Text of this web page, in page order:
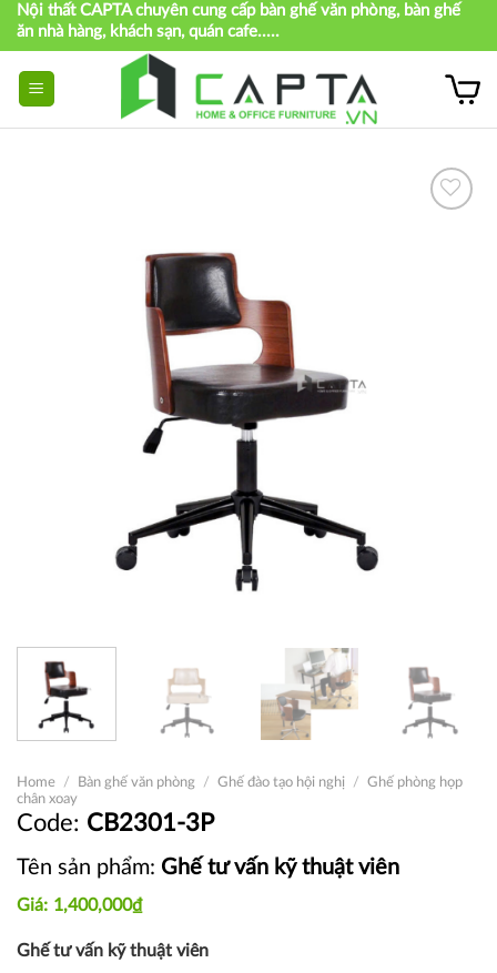
Skip
content
Nội thất CAPTA chuyên cung cấp bàn ghế văn phòng, bàn ghế
ăn nhà hàng, khách sạn, quán cafe.....
Home / Bàn ghế văn phòng / Ghế đào tạo hội nghị / Ghế phòng họp
chân xoay
CB2301-3P
Tên sản phẩm: Ghế tư vấn kỹ thuật viên
1,400,000₫
Ghế tư vấn kỹ thuật viên